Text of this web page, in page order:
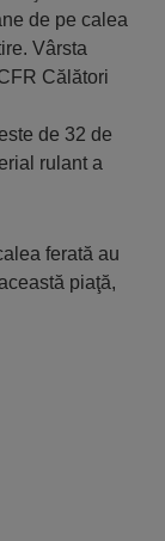
de pe calea
Vârsta
Călători
de 32 de
rulant a
ferată au
piaţă,